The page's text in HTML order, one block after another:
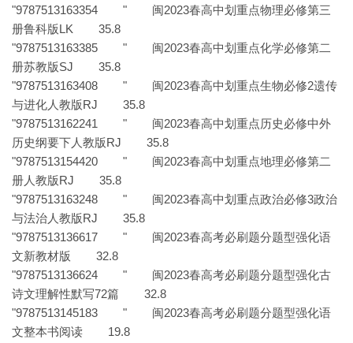
"9787513163354 " 闽2023春高中划重点物理必修第三
册鲁科版LK 35.8
"9787513163385 " 闽2023春高中划重点化学必修第二
册苏教版SJ 35.8
"9787513163408 " 闽2023春高中划重点生物必修2遗传
与进化人教版RJ 35.8
"9787513162241 " 闽2023春高中划重点历史必修中外
历史纲要下人教版RJ 35.8
"9787513154420 " 闽2023春高中划重点地理必修第二
册人教版RJ 35.8
"9787513163248 " 闽2023春高中划重点政治必修3政治
与法治人教版RJ 35.8
"9787513136617 " 闽2023春高考必刷题分题型强化语
文新教材版 32.8
"9787513136624 " 闽2023春高考必刷题分题型强化古
诗文理解性默写72篇 32.8
"9787513145183 " 闽2023春高考必刷题分题型强化语
文整本书阅读 19.8